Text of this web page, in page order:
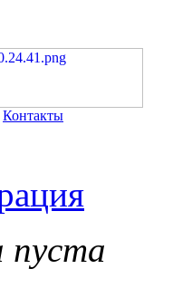
Контакты
пуста